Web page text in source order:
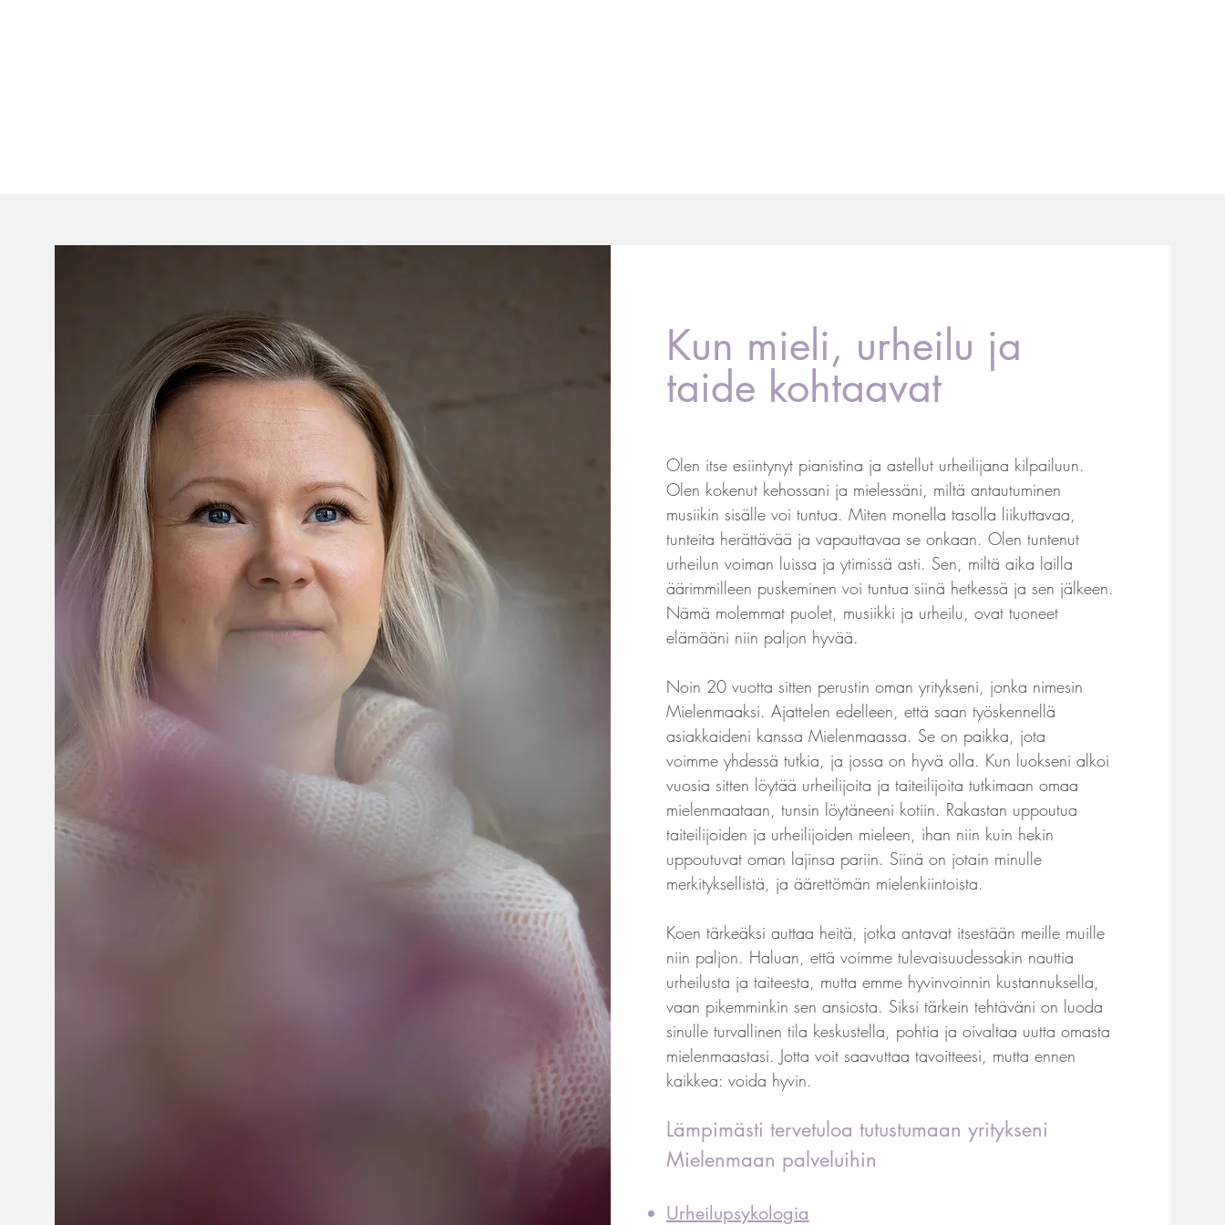
Kun mieli, urheilu ja
taide kohtaavat
Olen itse esiintynyt pianistina ja astellut urheilijana kilpailuun.
Olen kokenut kehossani ja mielessäni, miltä antautuminen
musiikin sisälle voi tuntua. Miten monella tasolla liikuttavaa,
tunteita herättävää ja vapauttavaa se onkaan. Olen tuntenut
urheilun voiman luissa ja ytimissä asti. Sen, miltä aika lailla
äärimmilleen puskeminen voi tuntua siinä hetkessä ja sen jälkeen.
Nämä molemmat puolet, musiikki ja urheilu, ovat tuoneet
elämääni niin paljon hyvää.​​
Noin 20 vuotta sitten perustin oman yritykseni, jonka nimesin
Mielenmaaksi. Ajattelen edelleen, että saan työskennellä
asiakkaideni kanssa Mielenmaassa. Se on paikka, jota
voimme yhdessä tutkia, ja jossa on hyvä olla. Kun luokseni alkoi
vuosia sitten löytää urheilijoita ja taiteilijoita tutkimaan omaa
mielenmaataan, tunsin löytäneeni kotiin. Rakastan uppoutua
taiteilijoiden ja urheilijoiden mieleen, ihan niin kuin hekin
uppoutuvat oman lajinsa pariin. Siinä on jotain minulle
merkityksellistä, ja äärettömän mielenkiintoista.
Koen tärkeäksi auttaa heitä, jotka antavat itsestään meille muille
niin paljon. Haluan, että voimme tulevaisuudessakin nauttia
urheilusta ja taiteesta, mutta emme hyvinvoinnin kustannuksella,
vaan pikemminkin sen ansiosta. Siksi tärkein tehtäväni on luoda
sinulle turvallinen tila keskustella, pohtia ja oivaltaa uutta omasta
mielenmaastasi. Jotta voit saavuttaa tavoitteesi, mutta ennen
kaikkea: voida hyvin.
Lämpimästi tervetuloa tutustumaan yritykseni
Mielenmaan palveluihin
Urheilupsykologia